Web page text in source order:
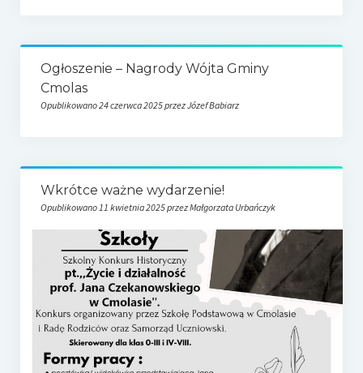
Ogłoszenie – Nagrody Wójta Gminy
Cmolas
Opublikowano 24 czerwca 2025 przez Józef Babiarz
Wkrótce ważne wydarzenie!
Opublikowano 11 kwietnia 2025 przez Małgorzata Urbańczyk